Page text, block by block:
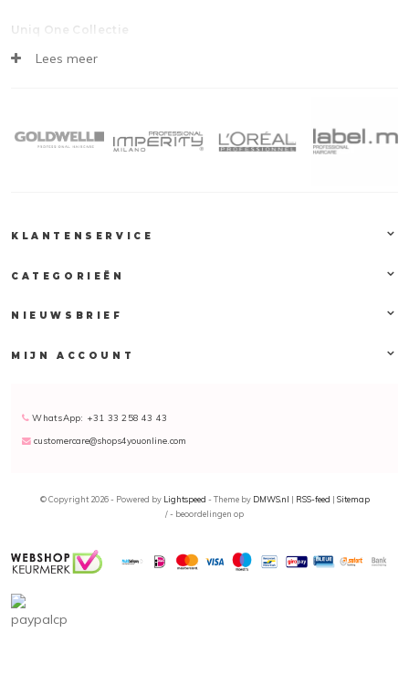
Uniq One Collectie
De gehele
weg naar een tevreden klant. Voor vragen over producten of leveringen, contacteer
viacustomercare@shops4youonline.com
Lees meer
KLANTENSERVICE
CATEGORIEËN
NIEUWSBRIEF
MIJN ACCOUNT
WhatsApp: +31 33 258 43 43
customercare@shops4youonline.com
© Copyright 2026 - Powered by Lightspeed - Theme by DMWS.nl | RSS-feed | Sitemap
/- beoordelingen op